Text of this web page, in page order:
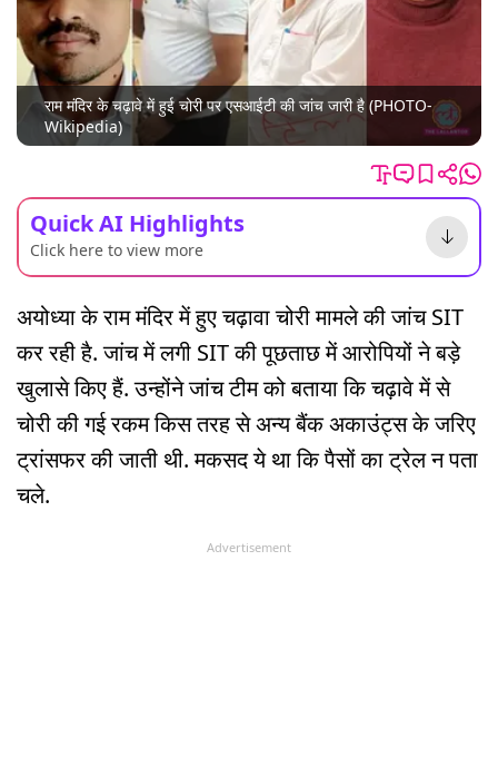
राम मंदिर के चढ़ावे में हुई चोरी पर एसआईटी की जांच जारी है (PHOTO-
Wikipedia)
Quick AI Highlights
Click here to view more
अयोध्या के राम मंदिर में हुए चढ़ावा चोरी मामले की जांच SIT
कर रही है. जांच में लगी SIT की पूछताछ में आरोपियों ने बड़े
खुलासे किए हैं. उन्होंने जांच टीम को बताया कि चढ़ावे में से
चोरी की गई रकम किस तरह से अन्य बैंक अकाउंट्स के जरिए
ट्रांसफर की जाती थी. मकसद ये था कि पैसों का ट्रेल न पता
चले.
Advertisement